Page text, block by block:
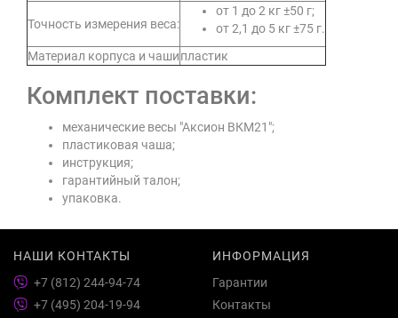
Точность измерения веса:
от 1 до 2 кг ±50 г;
от 2,1 до 5 кг ±75 г.
Материал корпуса и чашипластик
Комплект поставки:
механические весы "Аксион ВКМ21";
пластиковая чаша;
инструкция;
гарантийный талон;
упаковка.
НАШИ КОНТАКТЫ
+7 (812) 244-94-74
+7 (495) 204-19-94
ИНФОРМАЦИЯ
Гарантии
Контакты